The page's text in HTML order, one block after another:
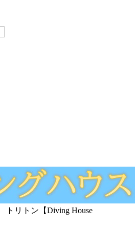
リトン【Diving House